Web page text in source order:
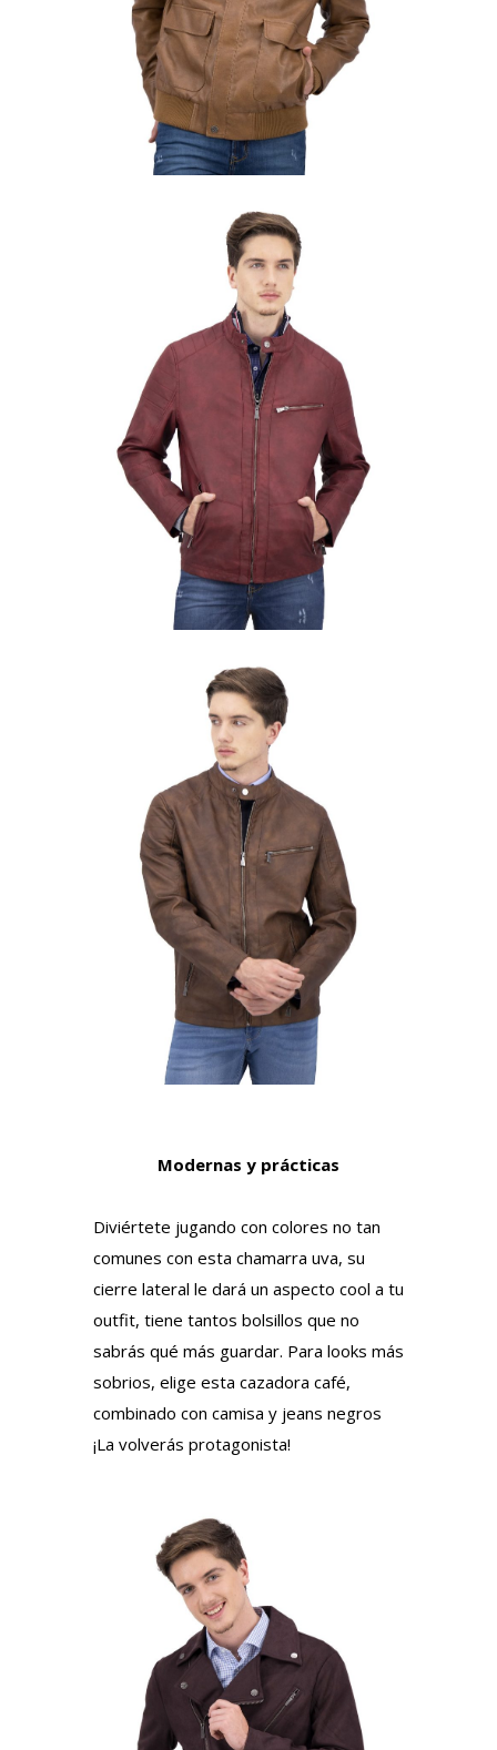
Modernas y prácticas
Diviértete jugando con colores no tan
comunes con esta chamarra uva, su
cierre lateral le dará un aspecto cool a tu
outfit, tiene tantos bolsillos que no
sabrás qué más guardar. Para looks más
sobrios, elige esta cazadora café,
combinado con camisa y jeans negros
¡La volverás protagonista!